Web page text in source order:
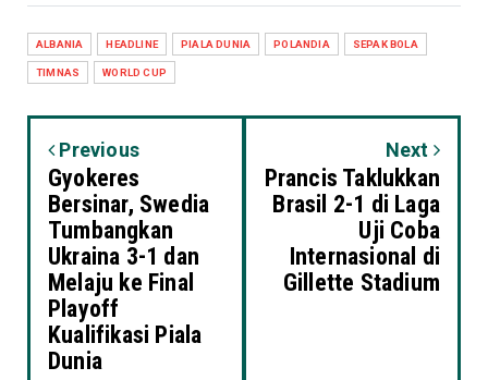
ALBANIA HEADLINE PIALA DUNIA POLANDIA SEPAK BOLA
TIMNAS WORLD CUP
Previous
Gyokeres
Bersinar, Swedia
Tumbangkan
Ukraina 3-1 dan
Melaju ke Final
Playoff
Kualifikasi Piala
Dunia
Next
Prancis Taklukkan
Brasil 2-1 di Laga
Uji Coba
Internasional di
Gillette Stadium